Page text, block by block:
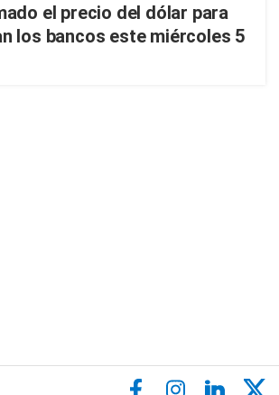
el precio del dólar para
los bancos este miércoles 5